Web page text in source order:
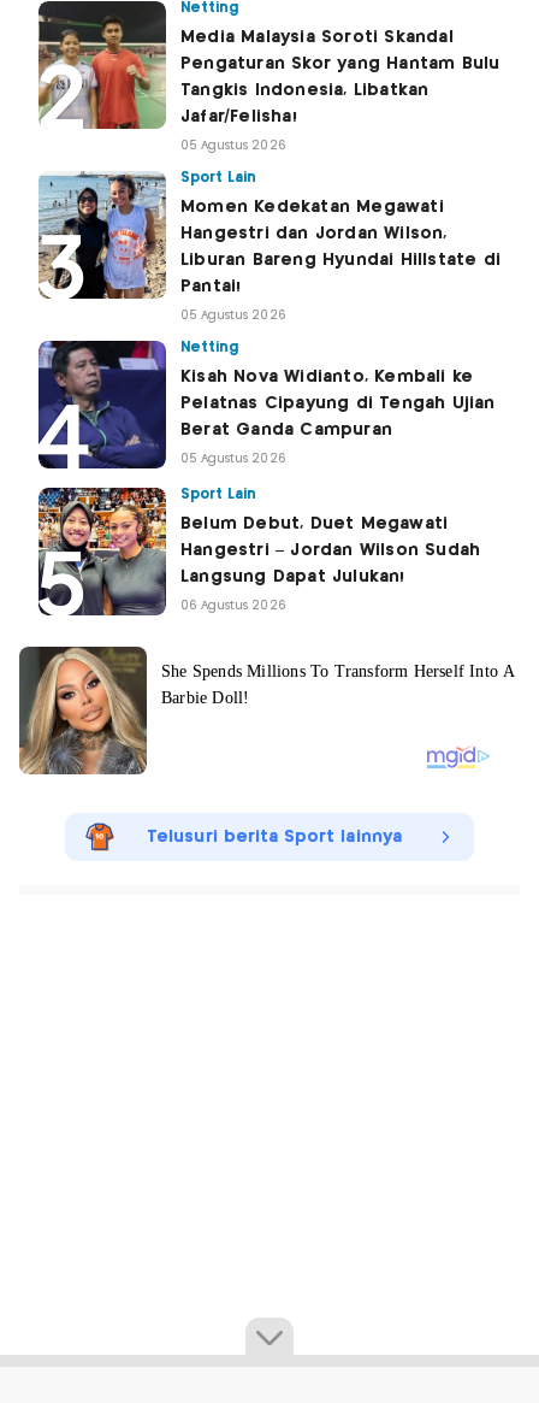
Netting
Media Malaysia Soroti Skandal
Pengaturan Skor yang Hantam Bulu
Tangkis Indonesia, Libatkan
Jafar/Felisha!
05 Agustus 2026
Sport Lain
Momen Kedekatan Megawati
Hangestri dan Jordan Wilson,
Liburan Bareng Hyundai Hillstate di
Pantai!
05 Agustus 2026
Netting
Kisah Nova Widianto, Kembali ke
Pelatnas Cipayung di Tengah Ujian
Berat Ganda Campuran
05 Agustus 2026
Sport Lain
Belum Debut, Duet Megawati
Hangestri – Jordan Wilson Sudah
Langsung Dapat Julukan!
06 Agustus 2026
Telusuri berita Sport lainnya